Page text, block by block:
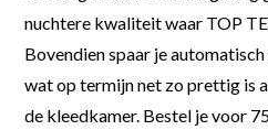
nuchtere kwaliteit waar TOP
Bovendien spaar je
wat op termijn net zo prettig is
de kleedkamer. Bestel je voor